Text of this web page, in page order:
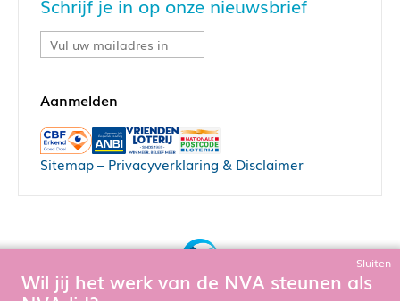
Schrijf je in op onze nieuwsbrief
Sitemap– Privacyverklaring & Disclaimer
Sluiten
Wil jij het werk van de NVA steunen als